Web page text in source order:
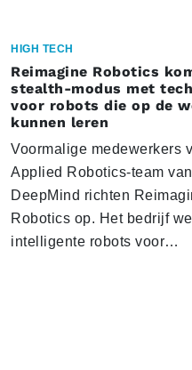
HIGH TECH
Reimagine Robotics
stealth-modus met
voor robots die op de
kunnen leren
Voormalige medewerkers
Applied Robotics-team
DeepMind richten
Robotics op. Het bedrijf
intelligente robots voor…